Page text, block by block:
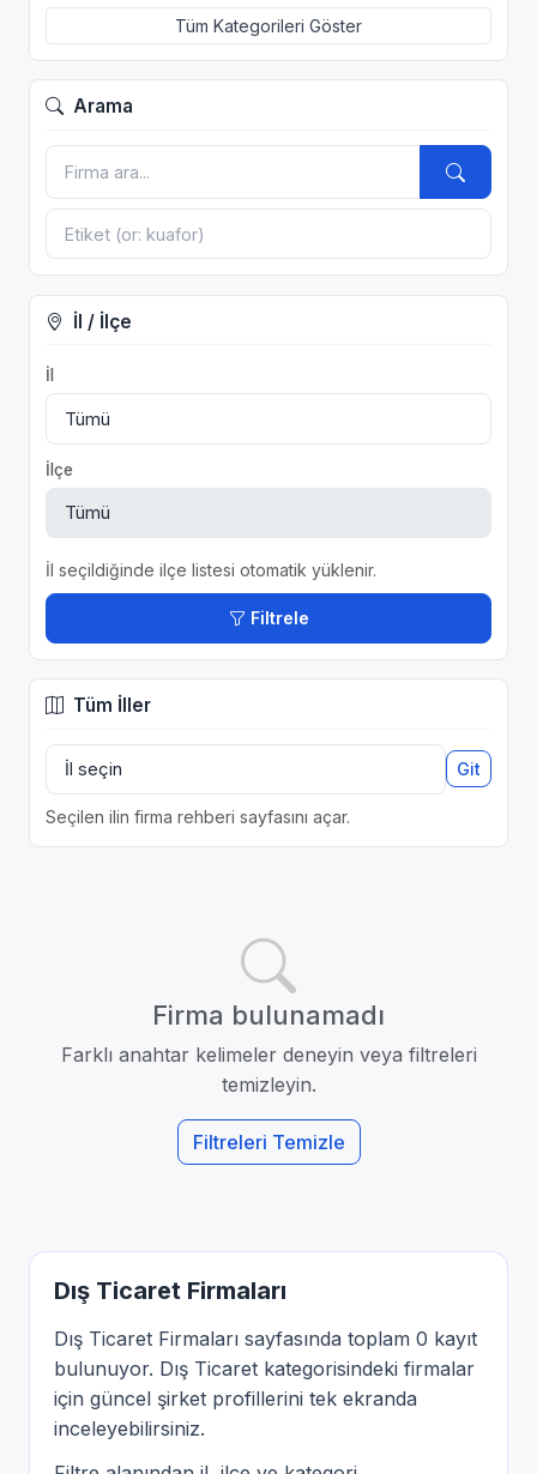
Tüm Kategorileri Göster
Arama
İl / İlçe
İl
İlçe
İl seçildiğinde ilçe listesi otomatik yüklenir.
Filtrele
Tüm İller
Git
Seçilen ilin firma rehberi sayfasını açar.
Firma bulunamadı
Farklı anahtar kelimeler deneyin veya filtreleri
temizleyin.
Filtreleri Temizle
Dış Ticaret Firmaları
Dış Ticaret Firmaları sayfasında toplam 0 kayıt
bulunuyor. Dış Ticaret kategorisindeki firmalar
için güncel şirket profillerini tek ekranda
inceleyebilirsiniz.